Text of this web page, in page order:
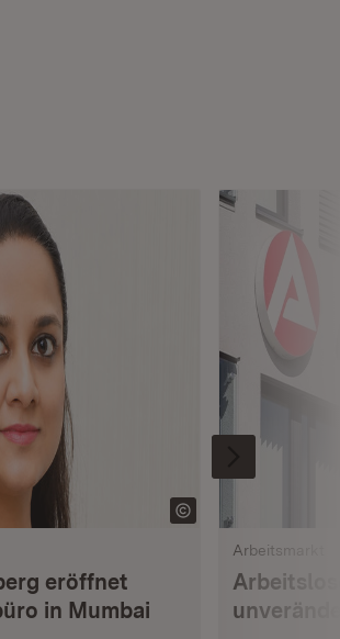
eröffnet
in Mumbai
Arbeitsmarkt